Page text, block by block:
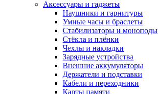
Аксессуары и гаджеты
Наушники и гарнитуры
Умные часы и браслеты
Стабилизаторы и моноподы
Стёкла и плёнки
Чехлы и накладки
Зарядные устройства
Внешние аккумуляторы
Держатели и подставки
Кабели и переходники
Карты памяти